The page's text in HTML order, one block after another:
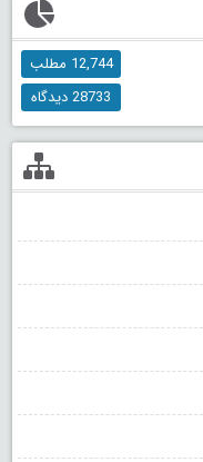
12,744 مطلب
28733 دیدگاه